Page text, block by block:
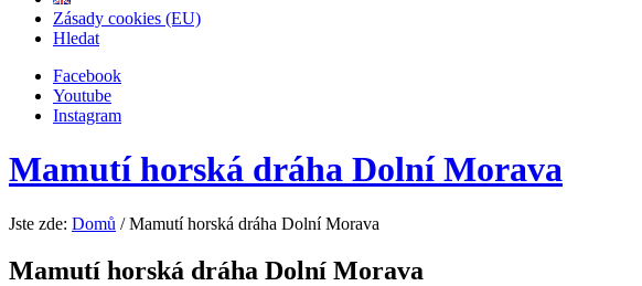
Zásady cookies (EU)
Hledat
Facebook
Youtube
Instagram
Mamutí horská dráha Dolní Morava
Jste zde: Domů / Mamutí horská dráha Dolní Morava
Mamutí horská dráha Dolní Morava